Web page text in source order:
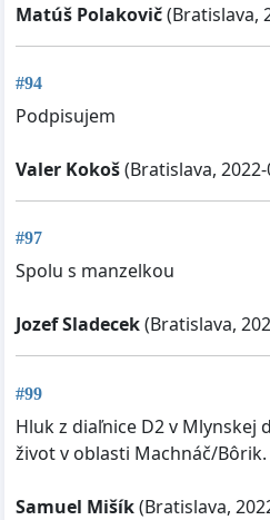
Matúš Polakovič(Bratislava,
#94
Podpisujem
Valer Kokoš(Bratislava,
#97
Spolu s manzelkou
Jozef Sladecek(Bratislava,
#99
Hluk z diaľnice D2 v Mlynskej
život v oblasti Machnáč/Bôrik.
Samuel Mišík(Bratislava,